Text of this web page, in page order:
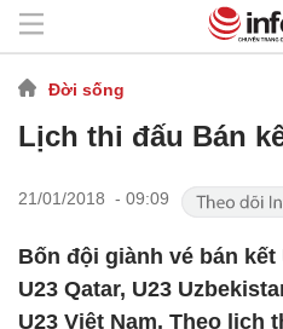
Đời sống
Lịch thi đấu Bán
21/01/2018 - 09:09
Bốn đội giành vé bán kết
U23 Qatar, U23
U23 Việt Nam. Theo lịch